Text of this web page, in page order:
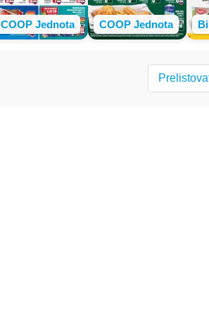
COOP Jednota COOP Jednota